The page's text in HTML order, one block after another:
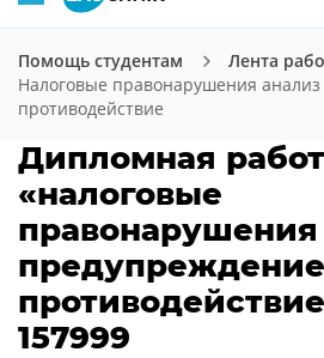
Помощь студентам
Лента
Налоговые правонарушения
противодействие
Дипломная
«налоговые
правонарушения
157999